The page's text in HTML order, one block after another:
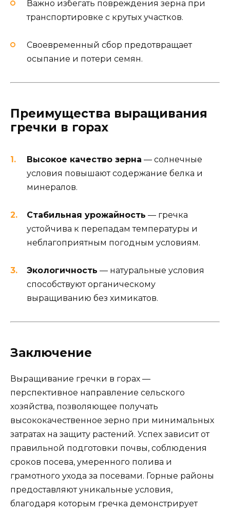
Важно избегать повреждения зерна при
транспортировке с крутых участков.
Своевременный сбор предотвращает
осыпание и потери семян.
Преимущества выращивания
гречки в горах
Высокое качество зерна — солнечные
условия повышают содержание белка и
минералов.
Стабильная урожайность — гречка
устойчива к перепадам температуры и
неблагоприятным погодным условиям.
Экологичность — натуральные условия
способствуют органическому
выращиванию без химикатов.
Заключение
Выращивание гречки в горах —
перспективное направление сельского
хозяйства, позволяющее получать
высококачественное зерно при минимальных
затратах на защиту растений. Успех зависит от
правильной подготовки почвы, соблюдения
сроков посева, умеренного полива и
грамотного ухода за посевами. Горные районы
предоставляют уникальные условия,
благодаря которым гречка демонстрирует